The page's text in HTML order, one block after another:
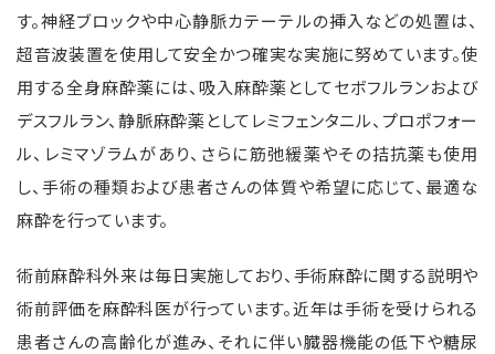
す。神経ブロックや中心静脈カテーテルの挿入などの処置は、
超音波装置を使用して安全かつ確実な実施に努めています。使
用する全身麻酔薬には、吸入麻酔薬としてセボフルランおよび
デスフルラン、静脈麻酔薬としてレミフェンタニル、プロポフォー
ル、レミマゾラムがあり、さらに筋弛緩薬やその拮抗薬も使用
し、手術の種類および患者さんの体質や希望に応じて、最適な
麻酔を行っています。
術前麻酔科外来は毎日実施しており、手術麻酔に関する説明や
術前評価を麻酔科医が行っています。近年は手術を受けられる
患者さんの高齢化が進み、それに伴い臓器機能の低下や糖尿